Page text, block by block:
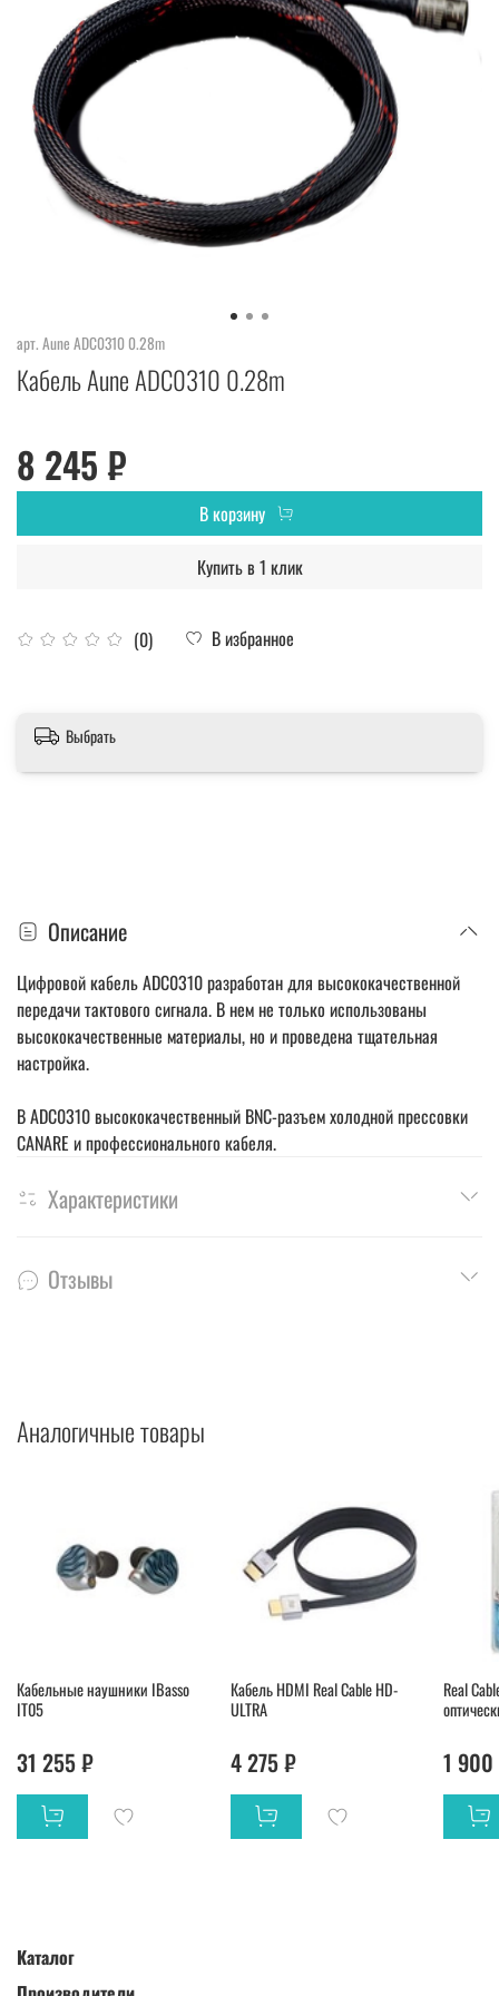
арт. Aune ADC0310 0.28m
Кабель Aune ADC0310 0.28m
(0) В избранное
8 245 ₽
В корзину
Купить в 1 клик
Выбрать
Описание
Цифровой кабель ADC0310 разработан для высококачественной
передачи тактового сигнала. В нем не только использованы
высококачественные материалы, но и проведена тщательная
настройка.
В ADC0310 высококачественный BNC-разъем холодной прессовки
CANARE и профессионального кабеля.
Характеристики
Отзывы
Аналогичные товары
Кабельные наушники IBasso
IT05
31 255 ₽
Кабель HDMI Real Cable HD-
ULTRA
4 275 ₽
Real
1
Каталог